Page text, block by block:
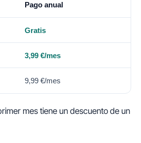
Pago anual
Gratis
3,99 €/mes
9,99 €/mes
mes tiene un descuento de un